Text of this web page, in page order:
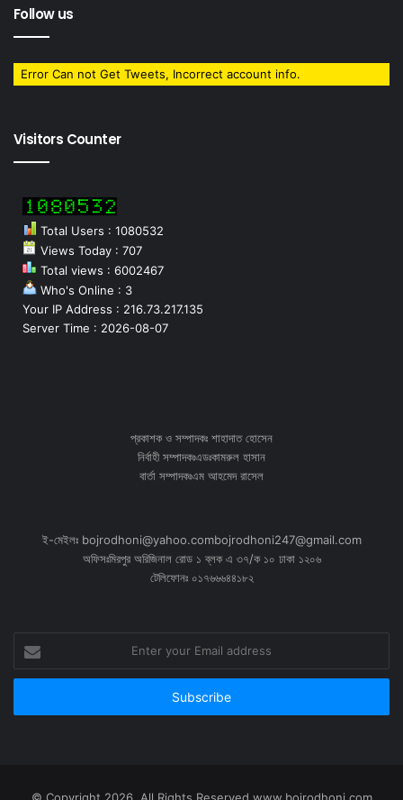
Follow us
Error Can not Get Tweets, Incorrect account info.
Visitors Counter
Total Users : 1080532
Views Today : 707
Total views : 6002467
Who's Online : 3
Your IP Address : 216.73.217.135
Server Time : 2026-08-07
প্রকাশক ও সম্পাদকঃ শাহাদাত হোসেন
নির্বাহী সম্পাদকঃএডঃকামরুল হাসান
বার্তা সম্পাদকঃএম আহমেদ রাসেল
ই-মেইলঃ bojrodhoni@yahoo.combojrodhoni247@gmail.com
অফিসঃমিরপুর অরিজিনাল রোড ১ ব্লক এ ৩৭/ক ১০ ঢাকা ১২০৬
টেলিফোনঃ ০১৭৬৬৬৪৪১৮২
your
Email
© Copyright 2026, All Rights Reserved www.bojrodhoni.com